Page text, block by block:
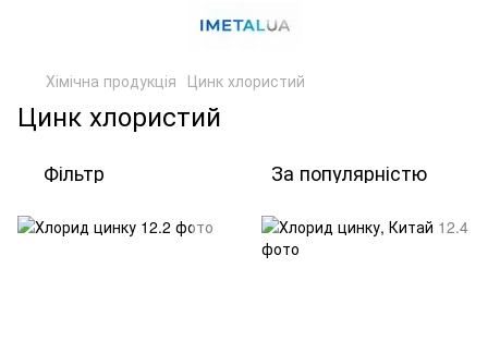
Хімічна продукція Цинк хлористий
Цинк хлористий
Фільтр За популярністю